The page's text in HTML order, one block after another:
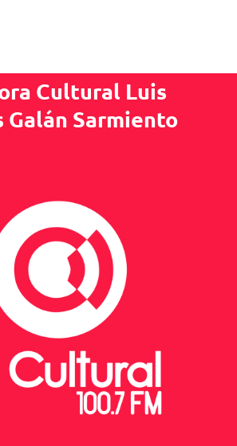
Cultural Luis
Galán Sarmiento